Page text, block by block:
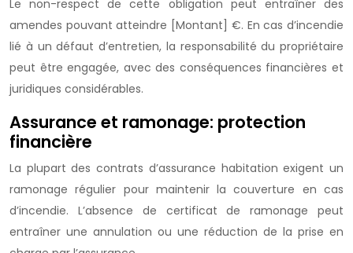
Le non-respect de cette obligation peut entraîner des
amendes pouvant atteindre [Montant] €. En cas d’incendie
lié à un défaut d’entretien, la responsabilité du propriétaire
peut être engagée, avec des conséquences financières et
juridiques considérables.
Assurance et ramonage: protection
financière
La plupart des contrats d’assurance habitation exigent un
ramonage régulier pour maintenir la couverture en cas
d’incendie. L’absence de certificat de ramonage peut
entraîner une annulation ou une réduction de la prise en